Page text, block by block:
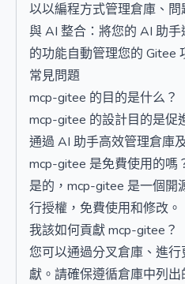
以以編程方式管理倉庫、問
與 AI 整合：將您的 AI 助
的功能自動管理您的 Gitee
常見問題
mcp-gitee 的目的是什么？
mcp-gitee 的設計目的是促
通過 AI 助手高效管理倉庫
mcp-gitee 是免費使用的嗎
是的，mcp-gitee 是一個開
行授權，免費使用和修改。
我該如何貢獻 mcp-gitee？
您可以通過分叉倉庫、進
獻。請確保遵循倉庫中列出